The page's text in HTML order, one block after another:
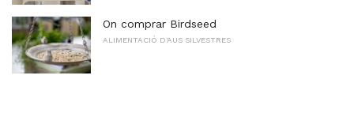
On comprar Birdseed
ALIMENTACIÓ D'AUS SILVESTRES